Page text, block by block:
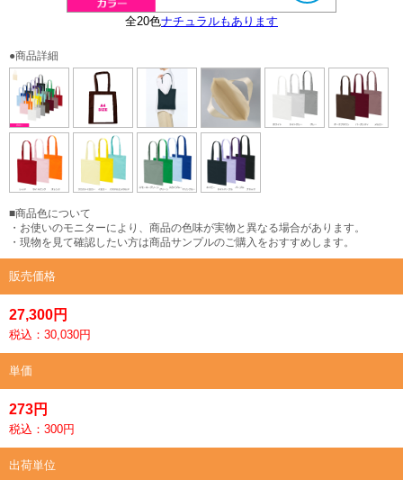
全20色ナチュラルもあります
A4サイズ対応
大きさイメージ
内側イメージ
●商品詳細
■商品色について
・お使いのモニターにより、商品の色味が実物と異なる場合があります。
・現物を見て確認したい方は商品サンプルのご購入をおすすめします。
販売価格
27,300円
税込：30,030円
単価
273円
税込：300円
出荷単位